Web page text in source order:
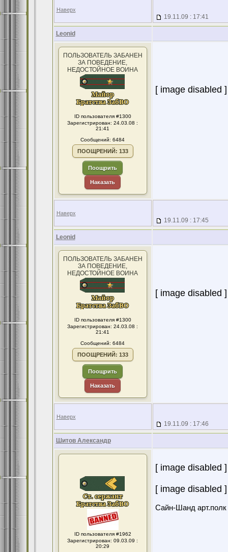
Наверх
19.11.09 : 17:41
Leonid
ПОЛЬЗОВАТЕЛЬ ЗАБАНЕН
ЗА ПОВЕДЕНИЕ,
НЕДОСТОЙНОЕ ВОИНА
ID пользователя #1300
Зарегистрирован: 24.03.08 :
21:41
Сообщений: 6484
ПООЩРЕНИЙ: 133
Поощрить
Наказать
[ image disabled ]
Наверх
19.11.09 : 17:45
Leonid
ПОЛЬЗОВАТЕЛЬ ЗАБАНЕН
ЗА ПОВЕДЕНИЕ,
НЕДОСТОЙНОЕ ВОИНА
ID пользователя #1300
Зарегистрирован: 24.03.08 :
21:41
Сообщений: 6484
ПООЩРЕНИЙ: 133
Поощрить
Наказать
[ image disabled ]
Наверх
19.11.09 : 17:46
Шитов Александр
ID пользователя #1962
Зарегистрирован: 09.03.09 :
20:29
[ image disabled ]
[ image disabled
Сайн-Шанд арт.полк